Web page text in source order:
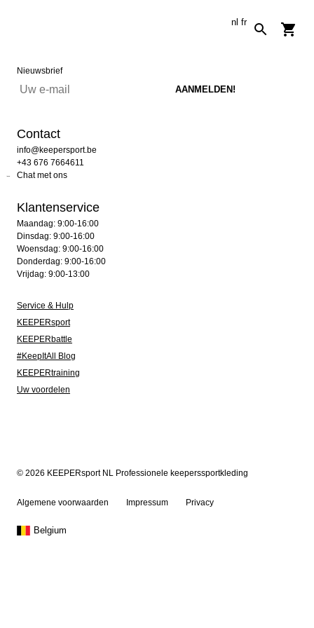
nl fr
Nieuwsbrief
Contact
info@keepersport.be
+43 676 7664611
Chat met ons
Klantenservice
Maandag: 9:00-16:00
Dinsdag: 9:00-16:00
Woensdag: 9:00-16:00
Donderdag: 9:00-16:00
Vrijdag: 9:00-13:00
Service & Hulp
KEEPERsport
KEEPERbattle
#KeepItAll Blog
KEEPERtraining
Uw voordelen
© 2026 KEEPERsport NL Professionele keeperssportkleding
Algemene voorwaarden Impressum Privacy
Belgium